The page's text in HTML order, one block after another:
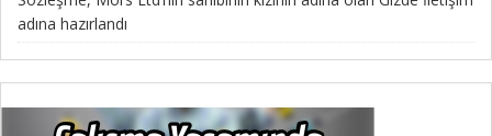
adına hazırlandı